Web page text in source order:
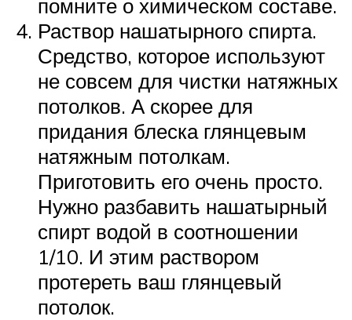
помните о химическом составе.
Раствор нашатырного спирта.
Средство, которое используют
не совсем для чистки натяжных
потолков. А скорее для
придания блеска глянцевым
натяжным потолкам.
Приготовить его очень просто.
Нужно разбавить нашатырный
спирт водой в соотношении
1/10. И этим раствором
протереть ваш глянцевый
потолок.